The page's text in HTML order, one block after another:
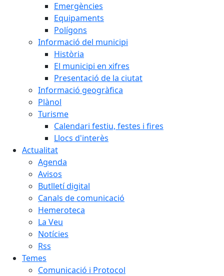
Emergències
Equipaments
Polígons
Informació del municipi
Història
El municipi en xifres
Presentació de la ciutat
Informació geogràfica
Plànol
Turisme
Calendari festiu, festes i fires
Llocs d'interès
Actualitat
Agenda
Avisos
Butlletí digital
Canals de comunicació
Hemeroteca
La Veu
Notícies
Rss
Temes
Comunicació i Protocol